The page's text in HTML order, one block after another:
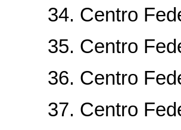
34. Centro
35. Centro
36. Centro
37. Centro